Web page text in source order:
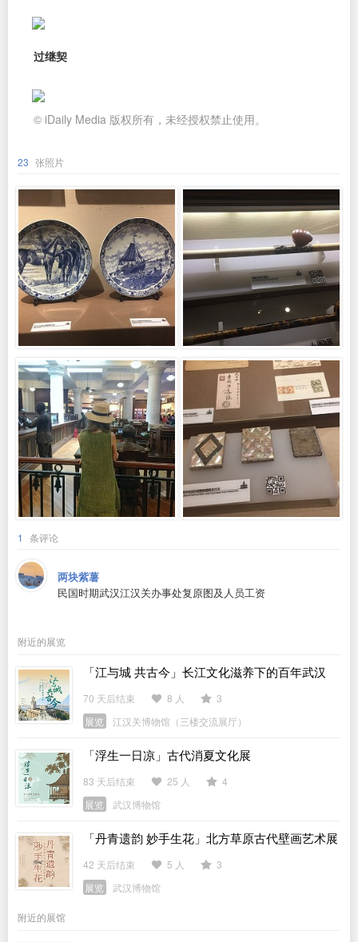
过继契
© iDaily Media 版权所有，未经授权禁止使用。
23 张照片
1 条评论
两块紫薯
民国时期武汉江汉关办事处复原图及人员工资
附近的展览
「江与城 共古今」长江文化滋养下的百年武汉
70 天后结束 8 人
3
展览
江汉关博物馆（三楼交流展厅）
「浮生一日凉」古代消夏文化展
83 天后结束 25 人
4
展览
武汉博物馆
「丹青遗韵 妙手生花」北方草原古代壁画艺术展
42 天后结束 5 人
3
展览
武汉博物馆
附近的展馆